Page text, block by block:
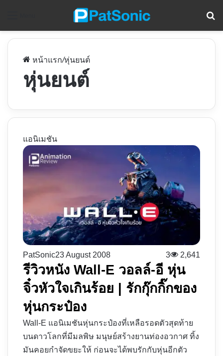
หน้าแรก/หุ่นยนต์
หุ่นยนต์
แอนิเมชัน
PatSonic23 August 2008 3 2,641
รีวิวหนัง Wall-E วอลล์-อี หุ่น
จิ๋วหัวใจเกินร้อย | รักกุ๊กกิ๊กของ
หุ่นกระป๋อง
Wall-E แอนิเมชันหุ่นกระป๋องที่เหลือรอดตัวสุดท้าย
บนดาวโลกที่มีมลพิษ มนุษย์สร้างยานท่องอวกาศ ทิ้ง
มันคอยกำจัดขยะให้ ก่อนจะได้พบรักกับหุ่นอีกตัว